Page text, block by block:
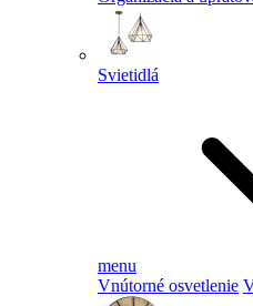
Svietidlá
menu
Vnútorné osvetlenie